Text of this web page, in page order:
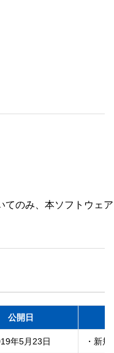
てのみ、本ソフトウェ
公開日
年5月23日 ・新